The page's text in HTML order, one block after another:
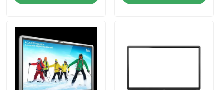
Contrast Ratio